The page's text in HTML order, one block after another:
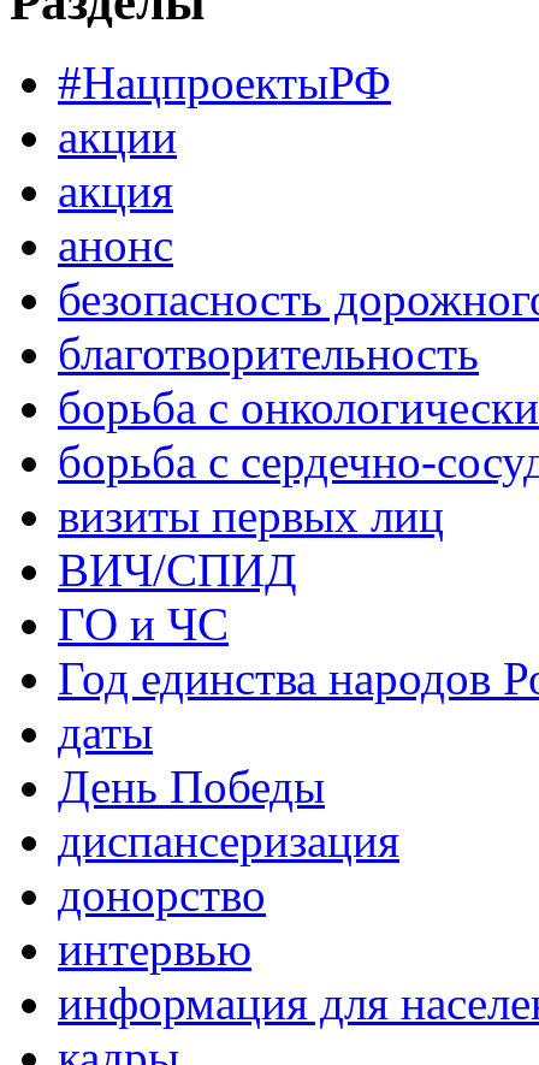
#НацпроектыРФ
акции
акция
анонс
безопасность
благотворительность
борьба с
борьба с сердечно-
визиты первых лиц
ВИЧ/СПИД
ГО и ЧС
Год единства народов
даты
День Победы
диспансеризация
донорство
интервью
информация для